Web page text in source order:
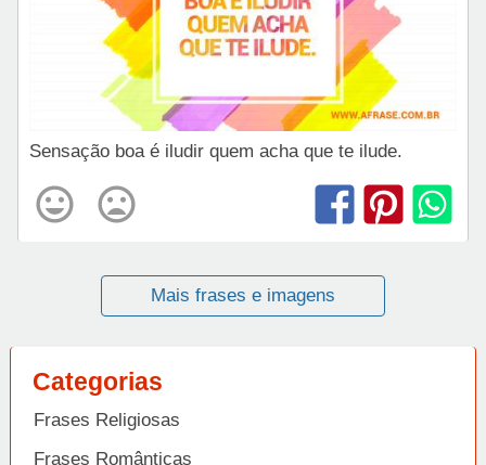
Sensação boa é iludir quem acha que te ilude.
Mais frases e imagens
Categorias
Frases Religiosas
Frases Românticas